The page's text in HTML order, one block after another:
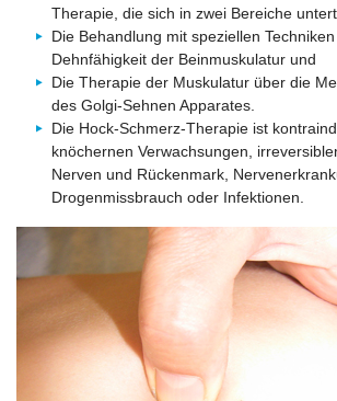
Therapie, die sich in zwei Bereiche
Die Behandlung mit speziellen
Dehnfähigkeit der Beinmuskulatur und
Die Therapie der Muskulatur über die
des Golgi-Sehnen Apparates.
Die Hock-Schmerz-Therapie ist
knöchernen Verwachsungen,
Nerven und Rückenmark,
Drogenmissbrauch oder Infektionen.